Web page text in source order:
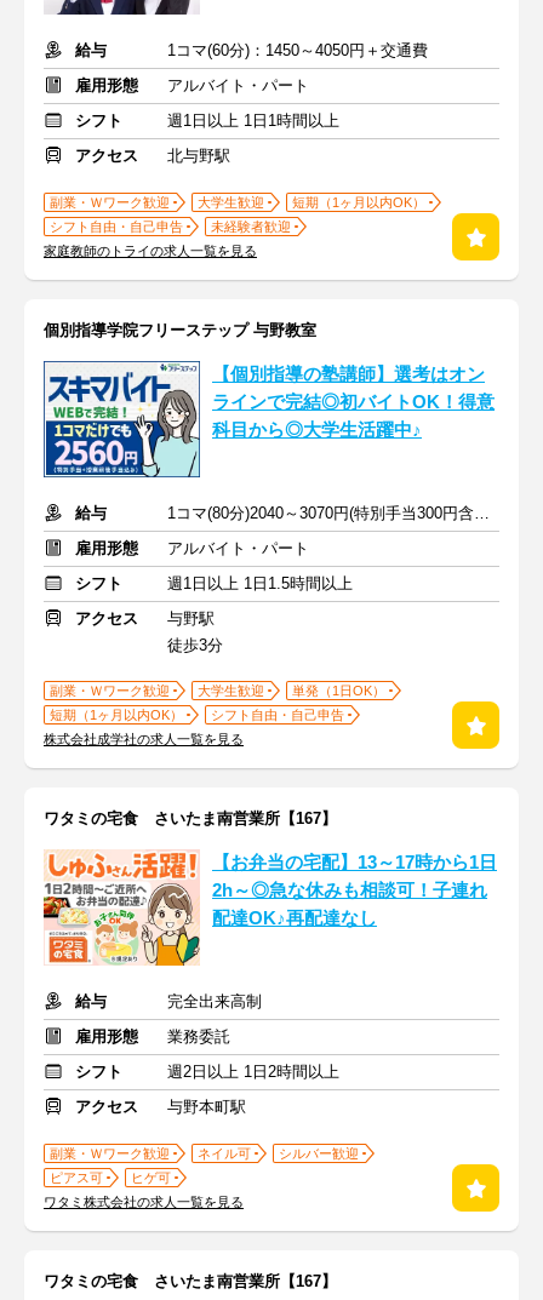
給与
1コマ(60分)：1450～4050円＋交通費
雇用形態
アルバイト・パート
シフト
週1日以上 1日1時間以上
アクセス
北与野駅
副業・Ｗワーク歓迎 大学生歓迎
短期（1ヶ月以内OK）
シフト自由・自己申告
未経験者歓迎
家庭教師のトライの求人一覧を見る
個別指導学院フリーステップ 与野教室
【個別指導の塾講師】選考はオン
ラインで完結◎初バイトOK！得意
科目から◎大学生活躍中♪
給与
1コマ(80分)2040～3070円(特別手当300円含む)+授業前後手当520円
雇用形態
アルバイト・パート
シフト
週1日以上 1日1.5時間以上
アクセス
与野駅
徒歩3分
副業・Ｗワーク歓迎 大学生歓迎
単発（1日OK）
短期（1ヶ月以内OK）
シフト自由・自己申告
株式会社成学社の求人一覧を見る
ワタミの宅食 さいたま南営業所【167】
【お弁当の宅配】13～17時から1日
2h～◎急な休みも相談可！子連れ
配達OK♪再配達なし
給与
完全出来高制
雇用形態
業務委託
シフト
週2日以上 1日2時間以上
アクセス
与野本町駅
副業・Ｗワーク歓迎 ネイル可
シルバー歓迎
ピアス可
ヒゲ可
ワタミ株式会社の求人一覧を見る
ワタミの宅食 さいたま南営業所【167】